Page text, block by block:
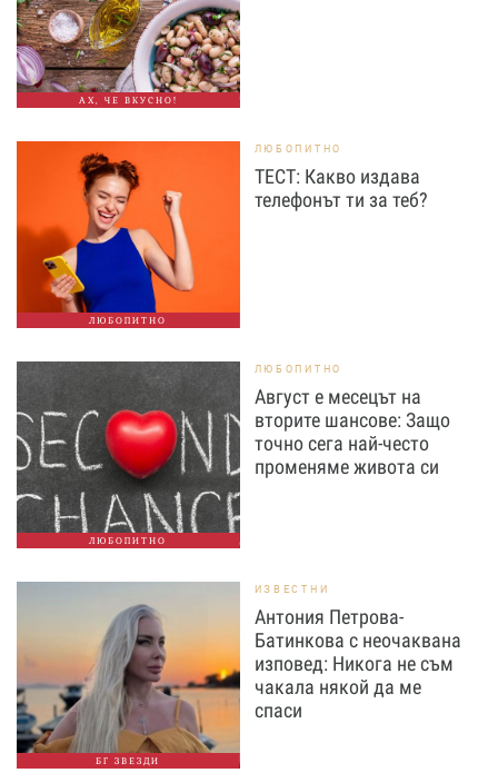
АХ, ЧЕ ВКУСНО!
ЛЮБОПИТНО
ЛЮБОПИТНО
ТЕСТ: Какво издава
телефонът ти за теб?
ЛЮБОПИТНО
ЛЮБОПИТНО
Август е месецът на
вторите шансове: Защо
точно сега най-често
променяме живота си
БГ ЗВЕЗДИ
ИЗВЕСТНИ
Антония Петрова-
Батинкова с неочаквана
изповед: Никога не съм
чакала някой да ме
спаси